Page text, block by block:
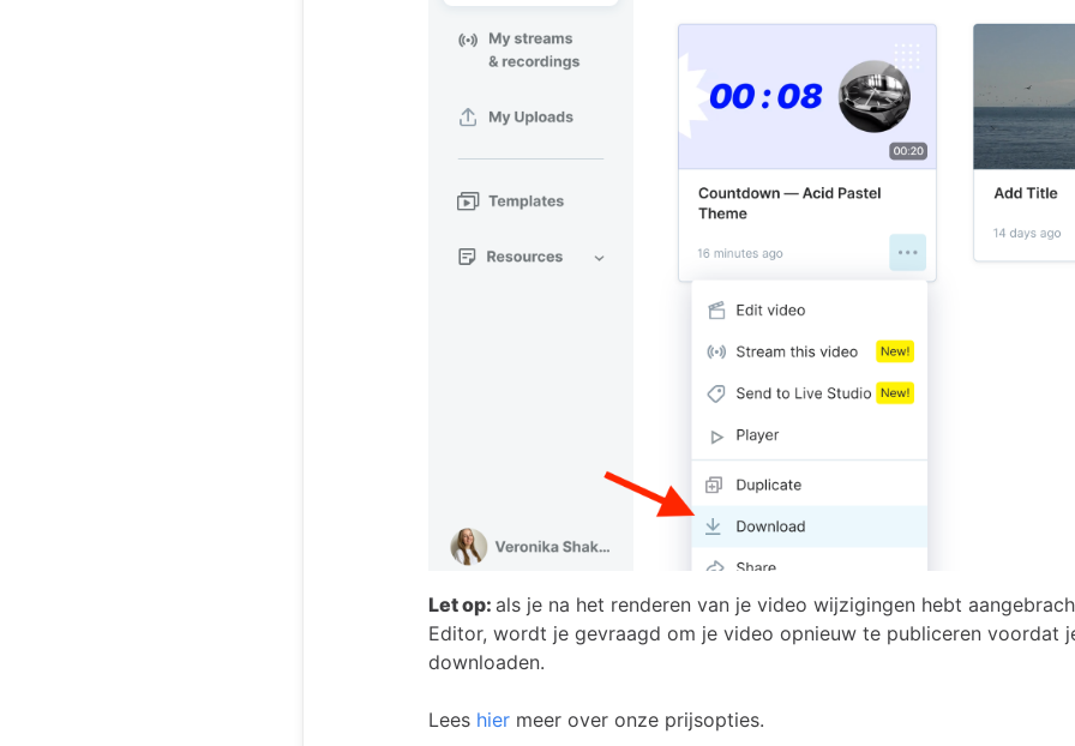
Let op: als je na het renderen van je video wijzigingen hebt
Editor, wordt je gevraagd om je video opnieuw te publiceren voordat
downloaden.
Lees hier meer over onze prijsopties.